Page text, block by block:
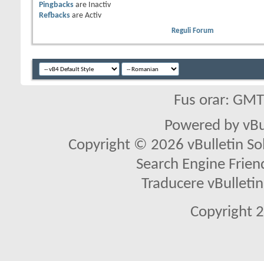
Pingbacks are
Inactiv
Refbacks are Activ
Reguli Forum
Fus orar:
Powered by
Copyright © 2026 vBulletin
Search Engine
Traducere
Copyright